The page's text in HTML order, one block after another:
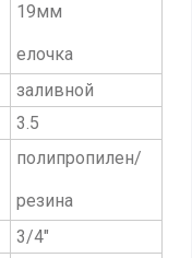
19мм
елочка
заливной
3.5
полипропилен/
резина
3/4"